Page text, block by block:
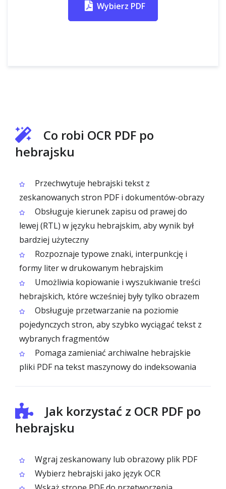
Wybierz PDF
Co robi OCR PDF po
hebrajsku
Przechwytuje hebrajski tekst z
zeskanowanych stron PDF i dokumentów-obrazy
Obsługuje kierunek zapisu od prawej do
lewej (RTL) w języku hebrajskim, aby wynik był
bardziej użyteczny
Rozpoznaje typowe znaki, interpunkcję i
formy liter w drukowanym hebrajskim
Umożliwia kopiowanie i wyszukiwanie treści
hebrajskich, które wcześniej były tylko obrazem
Obsługuje przetwarzanie na poziomie
pojedynczych stron, aby szybko wyciągać tekst z
wybranych fragmentów
Pomaga zamieniać archiwalne hebrajskie
pliki PDF na tekst maszynowy do indeksowania
Jak korzystać z OCR PDF po
hebrajsku
Wgraj zeskanowany lub obrazowy plik PDF
Wybierz hebrajski jako język OCR